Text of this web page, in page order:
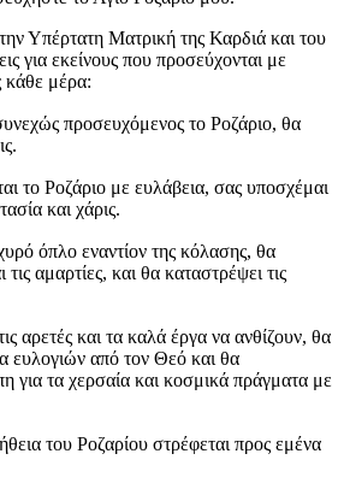
Υπέρτατη Ματρική της Καρδιά και του
για εκείνους που προσεύχονται με
κάθε μέρα:
προσευχόμενος το Ροζάριο, θα
το Ροζάριο με ευλάβεια, σας υποσχέμαι
και χάρις.
όπλο εναντίον της κόλασης, θα
αμαρτίες, και θα καταστρέψει τις
αρετές και τα καλά έργα να ανθίζουν, θα
ευλογιών από τον Θεό και θα
για τα χερσαία και κοσμικά πράγματα με
του Ροζαρίου στρέφεται προς εμένα